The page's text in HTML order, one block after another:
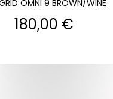
OMNI 9 BROWN/WINE
Prix
180,00 €